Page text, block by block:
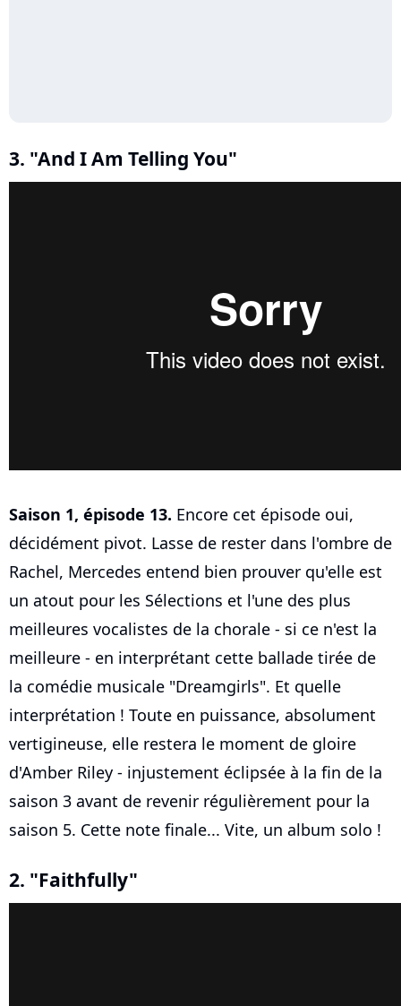
3. "And I Am Telling You"
Saison 1, épisode 13. Encore cet épisode oui,
décidément pivot. Lasse de rester dans l'ombre de
Rachel, Mercedes entend bien prouver qu'elle est
un atout pour les Sélections et l'une des plus
meilleures vocalistes de la chorale - si ce n'est la
meilleure - en interprétant cette ballade tirée de
la comédie musicale "Dreamgirls". Et quelle
interprétation ! Toute en puissance, absolument
vertigineuse, elle restera le moment de gloire
d'Amber Riley - injustement éclipsée à la fin de la
saison 3 avant de revenir régulièrement pour la
saison 5. Cette note finale... Vite, un album solo !
2. "Faithfully"